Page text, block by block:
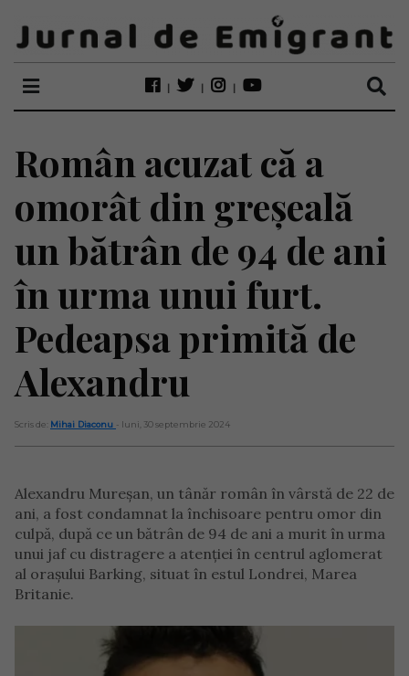
Român acuzat că a
omorât din greșeală
un bătrân de 94 de ani
în urma unui furt.
Pedeapsa primită de
Alexandru
Scris de: Mihai Diaconu - luni, 30 septembrie 2024
Alexandru Mureșan, un tânăr român în vârstă de 22 de
ani, a fost condamnat la închisoare pentru omor din
culpă, după ce un bătrân de 94 de ani a murit în urma
unui jaf cu distragere a atenției în centrul aglomerat
al orașului Barking, situat în estul Londrei, Marea
Britanie.